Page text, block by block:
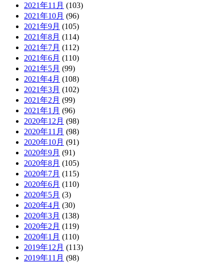
2021年11月 (103)
2021年10月 (96)
2021年9月 (105)
2021年8月 (114)
2021年7月 (112)
2021年6月 (110)
2021年5月 (99)
2021年4月 (108)
2021年3月 (102)
2021年2月 (99)
2021年1月 (96)
2020年12月 (98)
2020年11月 (98)
2020年10月 (91)
2020年9月 (91)
2020年8月 (105)
2020年7月 (115)
2020年6月 (110)
2020年5月 (3)
2020年4月 (30)
2020年3月 (138)
2020年2月 (119)
2020年1月 (110)
2019年12月 (113)
2019年11月 (98)